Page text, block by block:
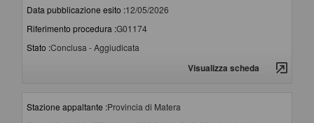
Data pubblicazione esito :12/05/2026
Riferimento procedura :G01174
Stato :Conclusa - Aggiudicata
Visualizza scheda
Stazione appaltante :Provincia di Matera